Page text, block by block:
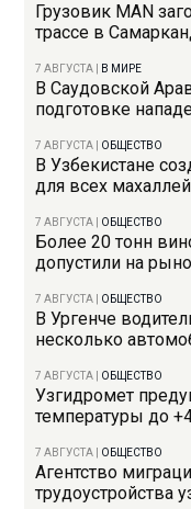
Грузовик MAN
трассе в
7 АВГУСТА В МИРЕ
В Саудовской
подготовке
7 АВГУСТА ОБЩЕСТВО
В Узбекистане
для всех махаллей
7 АВГУСТА ОБЩЕСТВО
Более 20 тонн
допустили на
7 АВГУСТА ОБЩЕСТВО
В Ургенче
несколько
7 АВГУСТА ОБЩЕСТВО
Узгидромет
температуры до
7 АВГУСТА ОБЩЕСТВО
Агентство
трудоустройства